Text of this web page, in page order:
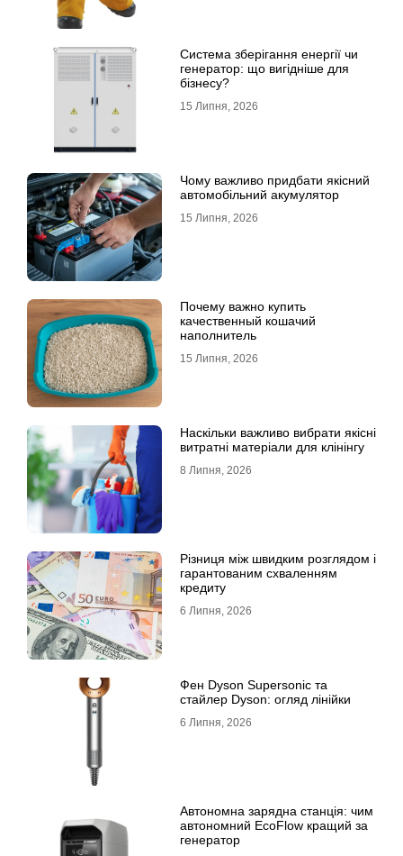
Система зберігання енергії чи
генератор: що вигідніше для
бізнесу?
15 Липня, 2026
Чому важливо придбати якісний
автомобільний акумулятор
15 Липня, 2026
Почему важно купить
качественный кошачий
наполнитель
15 Липня, 2026
Наскільки важливо вибрати якісні
витратні матеріали для клінінгу
8 Липня, 2026
Різниця між швидким розглядом і
гарантованим схваленням
кредиту
6 Липня, 2026
Фен Dyson Supersonic та
стайлер Dyson: огляд лінійки
6 Липня, 2026
Автономна зарядна станція: чим
автономний EcoFlow кращий за
генератор